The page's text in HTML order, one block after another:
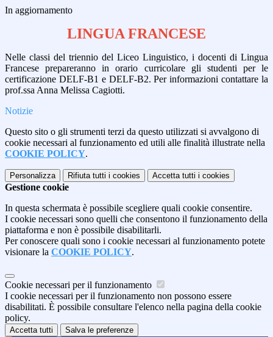
In aggiornamento
LINGUA FRANCESE
Nelle classi del triennio del Liceo Linguistico, i docenti di Lingua
Francese prepareranno in orario curricolare gli studenti per le
certificazione DELF-B1 e DELF-B2. Per informazioni contattare la
prof.ssa Anna Melissa Cagiotti.
Notizie
Questo sito o gli strumenti terzi da questo utilizzati si avvalgono di
cookie necessari al funzionamento ed utili alle finalità illustrate nella
COOKIE POLICY.
Personalizza Rifiuta tutti i cookies Accetta tutti i cookies
Gestione cookie
In questa schermata è possibile scegliere quali cookie consentire.
I cookie necessari sono quelli che consentono il funzionamento della
piattaforma e non è possibile disabilitarli.
Per conoscere quali sono i cookie necessari al funzionamento potete
visionare la COOKIE POLICY.
Cookie necessari per il funzionamento
I cookie necessari per il funzionamento non possono essere
disabilitati. È possibile consultare l'elenco nella pagina della cookie
policy.
Accetta tutti Salva le preferenze